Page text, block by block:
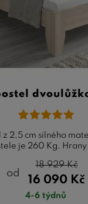
z 2,5 cm silného
je 260 Kg. Hrany
od
16 090 Kč
18 929Kč
4-6 týdnů